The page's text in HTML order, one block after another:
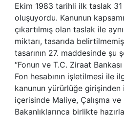
Ekim 1983 tarihli ilk taslak
oluşuyordu. Kanunun
çıkartılmış olan taslak ile
miktarı, tasarıda
tasarının 27. maddesinde şu
“Fonun ve T.C. Ziraat
Fon hesabının işletilmesi ile
kanunun yürürlüğe
içerisinde Maliye, Çalışma
Bakanlıklarınca birlikte